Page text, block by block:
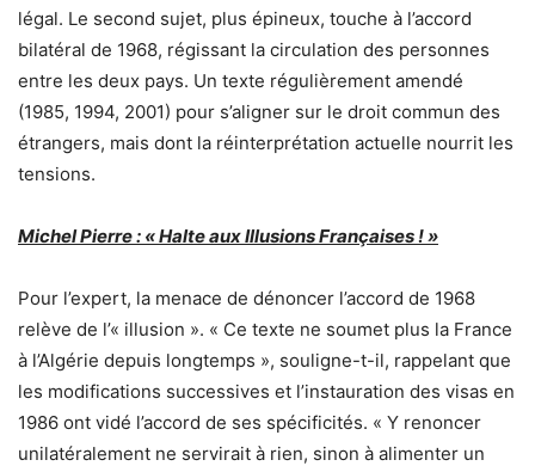
légal. Le second sujet, plus épineux, touche à l’accord
bilatéral de 1968, régissant la circulation des personnes
entre les deux pays. Un texte régulièrement amendé
(1985, 1994, 2001) pour s’aligner sur le droit commun des
étrangers, mais dont la réinterprétation actuelle nourrit les
tensions.
Michel Pierre : « Halte aux Illusions Françaises ! »
Pour l’expert, la menace de dénoncer l’accord de 1968
relève de l’« illusion ». « Ce texte ne soumet plus la France
à l’Algérie depuis longtemps », souligne-t-il, rappelant que
les modifications successives et l’instauration des visas en
1986 ont vidé l’accord de ses spécificités. « Y renoncer
unilatéralement ne servirait à rien, sinon à alimenter un